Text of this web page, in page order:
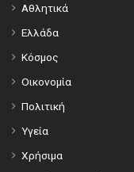
Αθλητικά
Ελλάδα
Κόσμος
Οικονομία
Πολιτική
Υγεία
Χρήσιμα